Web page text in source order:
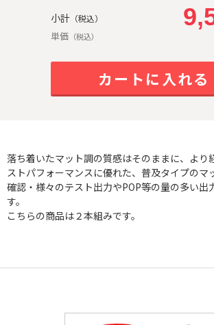
小計 （税込）
単価 （税込）
カートに入れる
落ち着いたマット調の質感はそのままに、より
ストパフォーマンスに優れた、普及タイプのマ
確認・様々のテスト出力やPOP等の量の多い出
す。
こちらの商品は２本組みです。